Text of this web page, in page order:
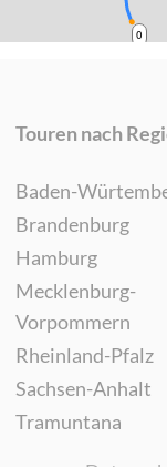
0
Touren nach
Baden-
Brandenburg
Hamburg
Mecklenburg-
Vorpommern
Rheinland-Pfalz
Sachsen-Anhalt
Tramuntana